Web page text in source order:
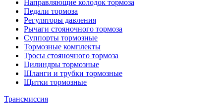
Направляющие колодок тормоза
Педали тормоза
Регуляторы давления
Рычаги стояночного тормоза
Суппорты тормозные
Тормозные комплекты
Тросы стояночного тормоза
Цилиндры тормозные
Шланги и трубки тормозные
Щитки тормозные
Трансмиссия